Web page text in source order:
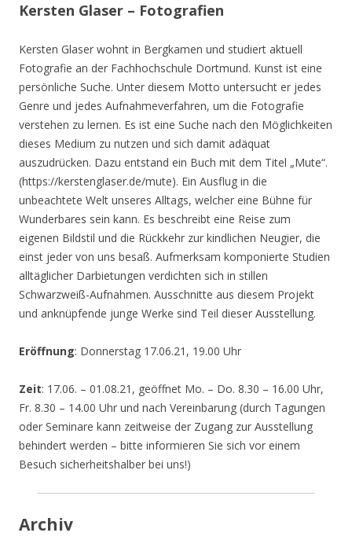
Kersten Glaser – Fotografien
Kersten Glaser wohnt in Bergkamen und studiert aktuell
Fotografie an der Fachhochschule Dortmund. Kunst ist eine
persönliche Suche. Unter diesem Motto untersucht er jedes
Genre und jedes Aufnahmeverfahren, um die Fotografie
verstehen zu lernen. Es ist eine Suche nach den Möglichkeiten
dieses Medium zu nutzen und sich damit adäquat
auszudrücken. Dazu entstand ein Buch mit dem Titel „Mute“.
(https://kerstenglaser.de/mute). Ein Ausflug in die
unbeachtete Welt unseres Alltags, welcher eine Bühne für
Wunderbares sein kann. Es beschreibt eine Reise zum
eigenen Bildstil und die Rückkehr zur kindlichen Neugier, die
einst jeder von uns besaß. Aufmerksam komponierte Studien
alltäglicher Darbietungen verdichten sich in stillen
Schwarzweiß-Aufnahmen. Ausschnitte aus diesem Projekt
und anknüpfende junge Werke sind Teil dieser Ausstellung.
Eröffnung: Donnerstag 17.06.21, 19.00 Uhr
Zeit: 17.06. – 01.08.21, geöffnet Mo. – Do. 8.30 – 16.00 Uhr,
Fr. 8.30 – 14.00 Uhr und nach Vereinbarung (durch Tagungen
oder Seminare kann zeitweise der Zugang zur Ausstellung
behindert werden – bitte informieren Sie sich vor einem
Besuch sicherheitshalber bei uns!)
Archiv